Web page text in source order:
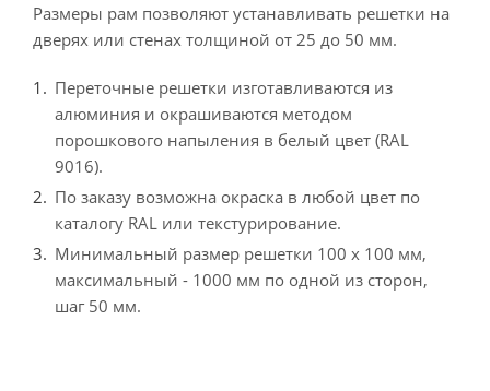
Размеры рам позволяют устанавливать решетки на
дверях или стенах толщиной от 25 до 50 мм.
Переточные решетки изготавливаются из
алюминия и окрашиваются методом
порошкового напыления в белый цвет (RAL
9016).
По заказу возможна окраска в любой цвет по
каталогу RAL или текстурирование.
Минимальный размер решетки 100 x 100 мм,
максимальный - 1000 мм по одной из сторон,
шаг 50 мм.